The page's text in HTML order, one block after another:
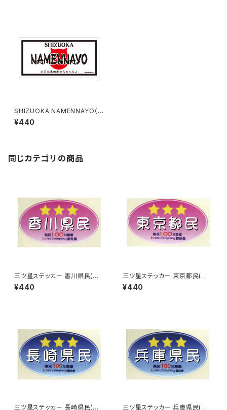
SHIZUOKA NAMENNAYO（な
めねこ）ご当地ステッカー B-5
¥440
同じカテゴリの商品
三ツ星ステッカー 香川県民(ピ
ンク)
¥440
三ツ星ステッカー 東京都民(ピ
ンク)
¥440
三ツ星ステッカー 長崎県民(ブ 三ツ星ステッカー 兵庫県民(ブ